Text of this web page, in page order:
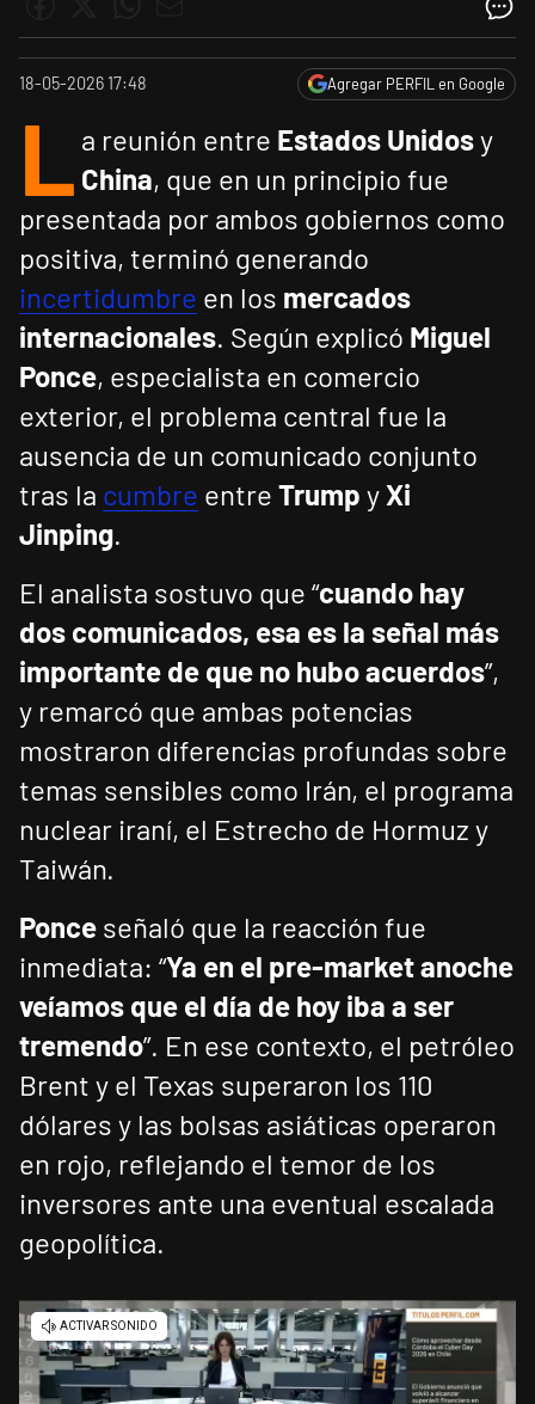
18-05-2026 17:48 Agregar PERFIL en Google
L a reunión entre Estados Unidosy
China, que en un principio fue
presentada por ambos gobiernos como
positiva, terminó generando
incertidumbre en los mercados
internacionales. Según explicó Miguel
Ponce, especialista en comercio
exterior, el problema central fue la
ausencia de un comunicado conjunto
tras la cumbre entre Trump yXi
Jinping.
El analista sostuvo que “cuando hay
dos comunicados, esa es la señal más
importante de que no hubo acuerdos”,
y remarcó que ambas potencias
mostraron diferencias profundas sobre
temas sensibles como Irán, el programa
nuclear iraní, el Estrecho de Hormuz y
Taiwán.
Ponce señaló que la reacción fue
inmediata: “Ya en el pre-market anoche
veíamos que el día de hoy iba a ser
tremendo”. En ese contexto, el petróleo
Brent y el Texas superaron los 110
dólares y las bolsas asiáticas operaron
en rojo, reflejando el temor de los
inversores ante una eventual escalada
geopolítica.